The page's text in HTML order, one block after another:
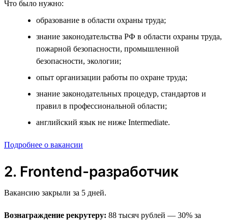
Что было нужно:
образование в области охраны труда;
знание законодательства РФ в области охраны труда,
пожарной безопасности, промышленной
безопасности, экологии;
опыт организации работы по охране труда;
знание законодательных процедур, стандартов и
правил в профессиональной области;
английский язык не ниже Intermediate.
Подробнее о вакансии
2. Frontend-разработчик
Вакансию закрыли за 5 дней.
Вознаграждение рекрутеру: 88 тысяч рублей — 30% за